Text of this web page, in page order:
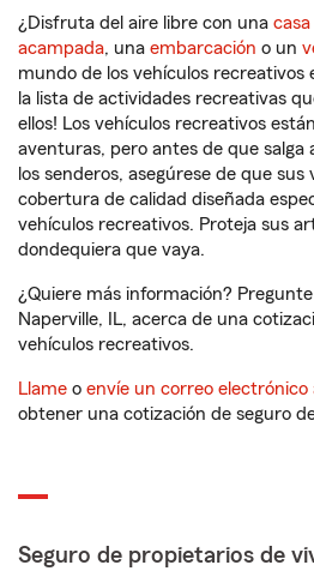
¿Disfruta del aire libre con una
acampada, una embarcación o un
mundo de los vehículos recreativos
la lista de actividades recreativas
ellos! Los vehículos recreativos
aventuras, pero antes de que salga
los senderos, asegúrese de que sus
cobertura de calidad diseñada
vehículos recreativos. Proteja sus
dondequiera que vaya.
¿Quiere más información?
Naperville, IL, acerca de una
vehículos recreativos.
Llame o envíe un correo electrónico
obtener una cotización de seguro
Seguro de propietarios de